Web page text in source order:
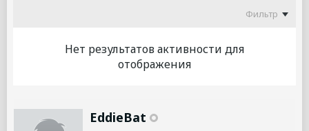
Фильтр
Нет результатов активности для
отображения
EddieBat